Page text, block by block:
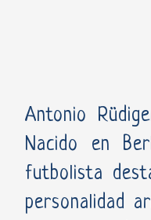
Antonio
Nacido en
futbolista
personalidad